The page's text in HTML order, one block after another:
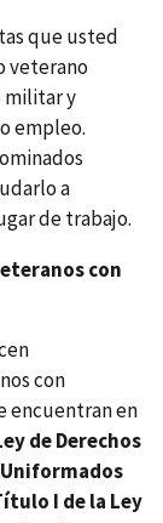
que usted
veterano
militar y
empleo.
a
de trabajo.
con
con
encuentran en
de Derechos
Uniformados
I de la Ley